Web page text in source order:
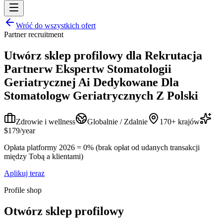
Wróć do wszystkich ofert
Partner recruitment
Utwórz sklep profilowy dla Rekrutacja
Partnerw Ekspertw Stomatologii
Geriatrycznej Ai Dedykowane Dla
Stomatologw Geriatrycznych Z Polski
Zdrowie i wellness Globalnie / Zdalnie
170+ krajów
$179/year
Opłata platformy 2026 = 0% (brak opłat od udanych transakcji
między Tobą a klientami)
Aplikuj teraz
Profile shop
Otwórz sklep profilowy